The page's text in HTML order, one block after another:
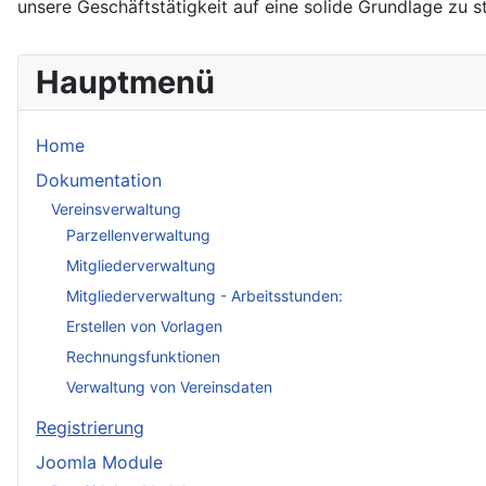
unsere Geschäftstätigkeit auf eine solide Grundlage zu
Hauptmenü
Home
Dokumentation
Vereinsverwaltung
Parzellenverwaltung
Mitgliederverwaltung
Mitgliederverwaltung - Arbeitsstunden:
Erstellen von Vorlagen
Rechnungsfunktionen
Verwaltung von Vereinsdaten
Registrierung
Joomla Module